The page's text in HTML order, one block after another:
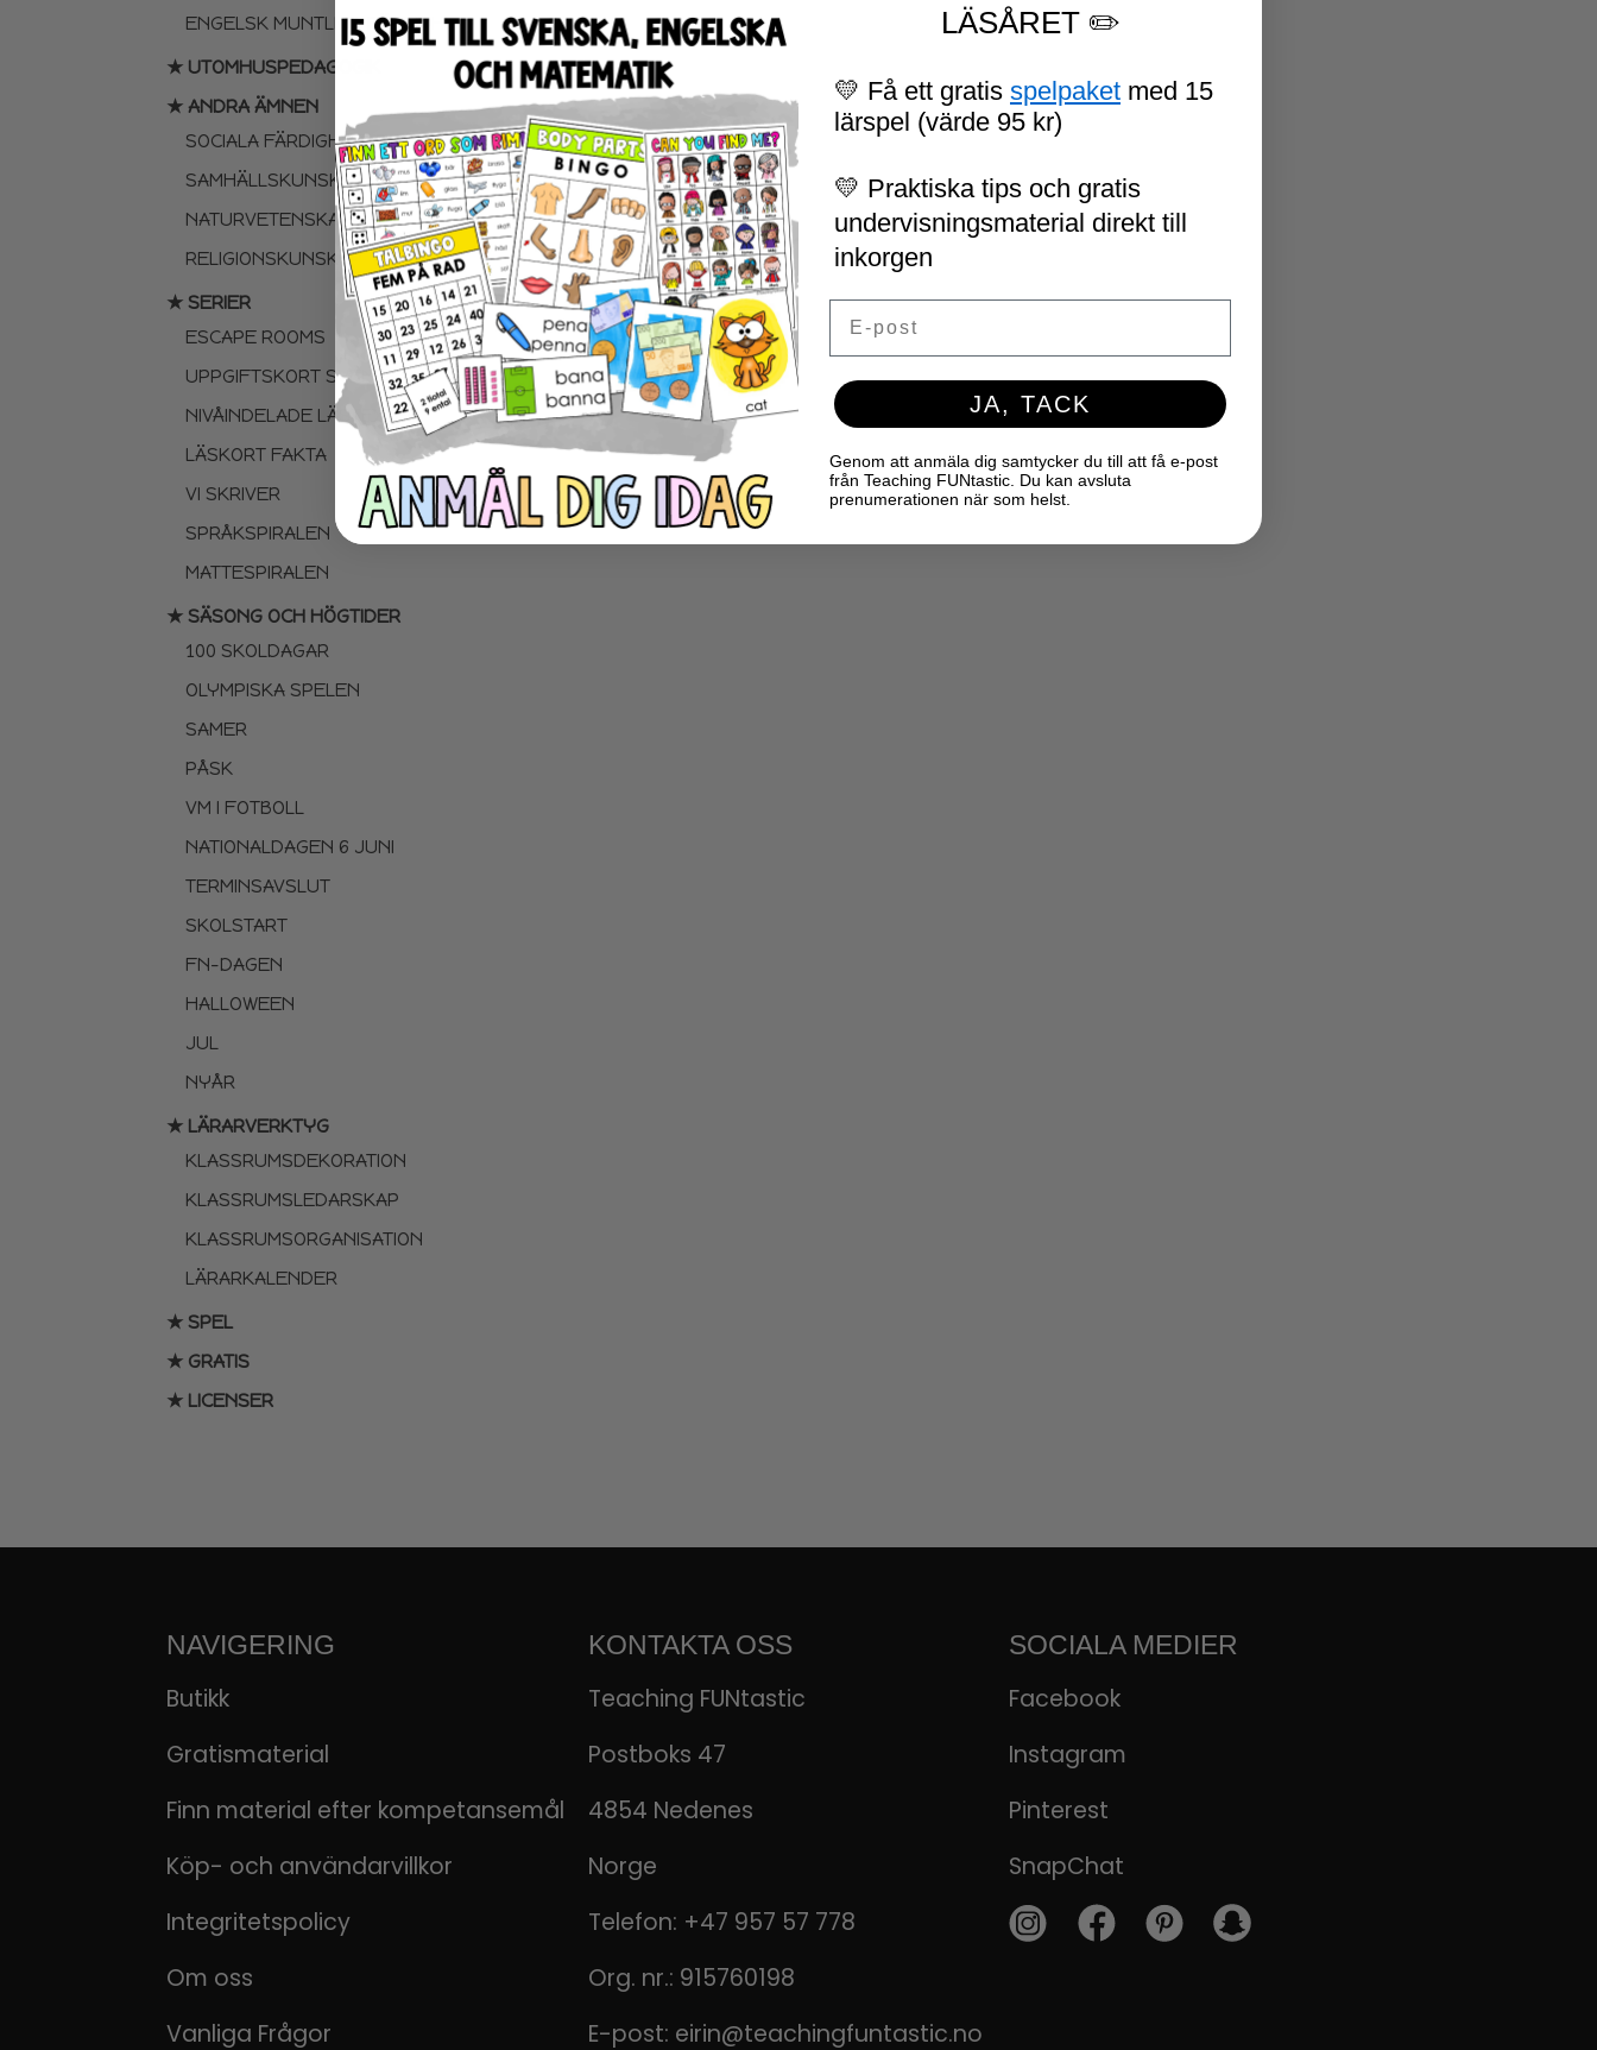
ENGELSK MUNTLIGA FÄRDIGHET
★ UTOMHUSPEDAGOGIK
★ ANDRA ÄMNEN
SOCIALA FÄRDIGHETER
SAMHÄLLSKUNSKAP
NATURVETENSKAP
RELIGIONSKUNSKAP
★ SERIER
ESCAPE ROOMS
UPPGIFTSKORT SVENSKA
NIVÅINDELADE LÄSTEXTER
LÄSKORT FAKTA
VI SKRIVER
SPRÅKSPIRALEN
MATTESPIRALEN
★ SÄSONG OCH HÖGTIDER
100 SKOLDAGAR
OLYMPISKA SPELEN
SAMER
PÅSK
VM I FOTBOLL
NATIONALDAGEN 6 JUNI
TERMINSAVSLUT
SKOLSTART
FN-DAGEN
HALLOWEEN
JUL
NYÅR
★ LÄRARVERKTYG
KLASSRUMSDEKORATION
KLASSRUMSLEDARSKAP
KLASSRUMSORGANISATION
LÄRARKALENDER
★ SPEL
★ GRATIS
★ LICENSER
NAVIGERING
Butikk
Gratismaterial
Finn material efter kompetansemål
Köp- och användarvillkor
Integritetspolicy
Om oss
Vanliga Frågor
KONTAKTA OSS
Teaching FUNtastic
Postboks 47
4854 Nedenes
Norge
Telefon: +47 957 57 778
Org. nr.: 915760198
E-post: eirin@teachingfuntastic.no
SOCIALA MEDIER
Facebook
Instagram
Pinterest
SnapChat
LÄSÅRET ✏️
💛 Få ett gratis spelpaket med 15
lärspel (värde 95 kr)
💛 Praktiska tips och gratis
undervisningsmaterial direkt till
inkorgen
JA, TACK
Genom att anmäla dig samtycker du till att få e-post
från Teaching FUNtastic. Du kan avsluta
prenumerationen när som helst.